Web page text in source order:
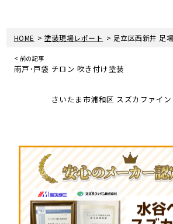
HOME >塗装現場レポート > 足立区西新井 足
< 前の記事
雨戸･戸袋 チロン 吹き付け塗装
さいたま市浦和区 スズカファイ